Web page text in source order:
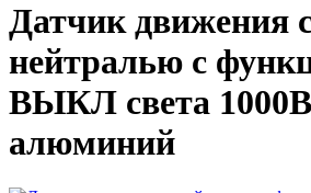
Датчик движения
нейтралью с
ВЫКЛ света
алюминий